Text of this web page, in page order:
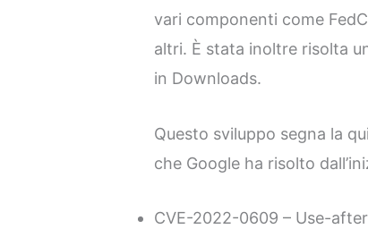
vari componenti come
altri. È stata inoltre risolta
in Downloads.
Questo sviluppo segna la
che Google ha risolto
CVE-2022-0609 – Use-